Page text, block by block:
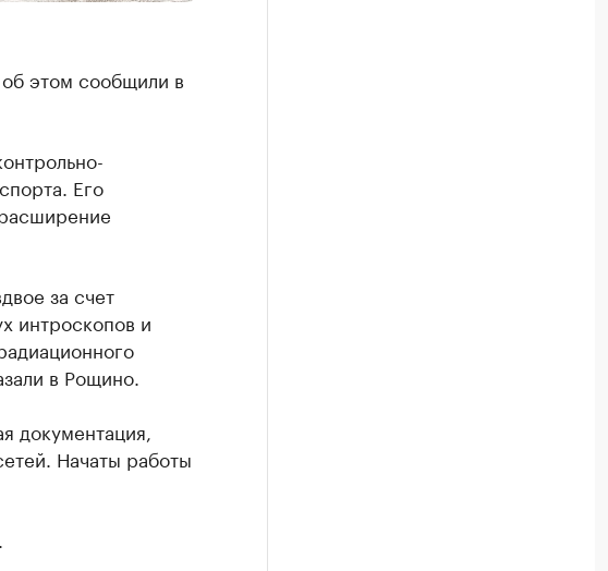
этом сообщили в
Его
за счет
интроскопов и
в Рощино.
документация,
Начаты работы